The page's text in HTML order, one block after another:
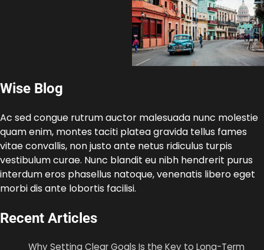
Wise Blog
Ac sed congue rutrum auctor malesuada nunc molestie
quam enim, montes taciti platea gravida tellus fames
vitae convallis, non justo ante netus ridiculus turpis
vestibulum curae. Nunc blandit eu nibh hendrerit purus
interdum eros phasellus natoque, venenatis libero eget
morbi dis ante lobortis facilisi.
Recent Articles
Why Setting Clear Goals Is the Key to Long-Term